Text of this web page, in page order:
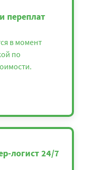
переплат
в момент
по
логист 24/7